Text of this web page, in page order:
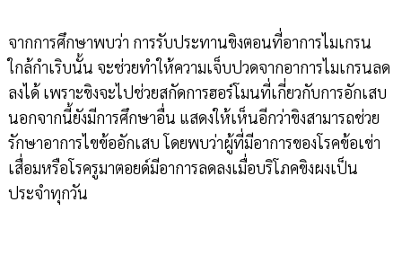
จากการศึกษาพบว่า การรับประทานขิงตอนที่อาการไมเกรน
ใกล้กำเริบนั้น จะช่วยทำให้ความเจ็บปวดจากอาการไมเกรนลด
ลงได้ เพราะขิงจะไปช่วยสกัดการฮอร์โมนที่เกี่ยวกับการอักเสบ
นอกจากนี้ยังมีการศึกษาอื่น แสดงให้เห็นอีกว่าขิงสามารถช่วย
รักษาอาการไขข้ออักเสบ โดยพบว่าผู้ที่มีอาการของโรคข้อเข่า
เสื่อมหรือโรครูมาตอยด์มีอาการลดลงเมื่อบริโภคขิงผงเป็น
ประจำทุกวัน